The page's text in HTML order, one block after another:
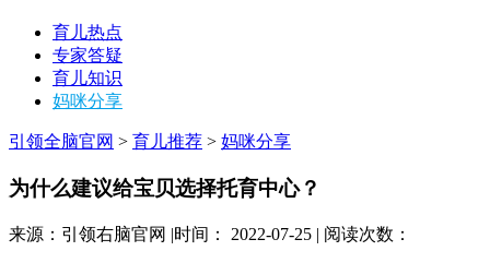
育儿热点
专家答疑
育儿知识
妈咪分享
引领全脑官网 > 育儿推荐 > 妈咪分享
为什么建议给宝贝选择托育中心？
来源：引领右脑官网 |时间： 2022-07-25 | 阅读次数：